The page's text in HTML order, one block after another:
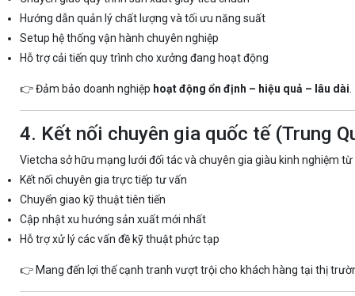
Hướng dẫn quản lý chất lượng và tối ưu năng suất
Setup hệ thống vận hành chuyên nghiệp
Hỗ trợ cải tiến quy trình cho xưởng đang hoạt động
👉 Đảm bảo doanh nghiệp hoạt động ổn định – hiệu quả – lâu dài
4. Kết nối chuyên gia quốc tế (Trung
Vietcha sở hữu mạng lưới đối tác và chuyên gia giàu kinh nghiệm
Kết nối chuyên gia trực tiếp tư vấn
Chuyển giao kỹ thuật tiên tiến
Cập nhật xu hướng sản xuất mới nhất
Hỗ trợ xử lý các vấn đề kỹ thuật phức tạp
👉 Mang đến lợi thế cạnh tranh vượt trội cho khách hàng tại thị